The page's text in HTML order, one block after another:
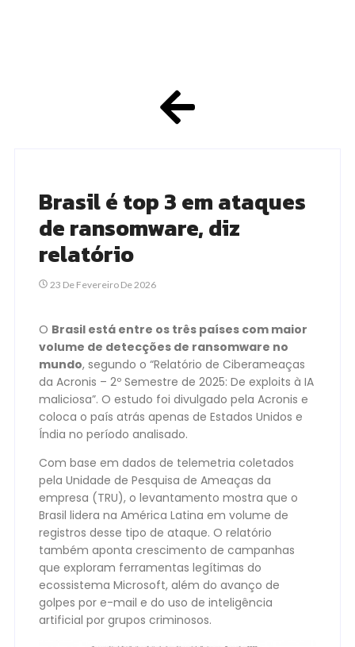
Brasil é top 3 em ataques
de ransomware, diz
relatório
23 De Fevereiro De 2026
O Brasil está entre os três países com maior
volume de detecções de ransomware no
mundo, segundo o “Relatório de Ciberameaças
da Acronis – 2º Semestre de 2025: De exploits à IA
maliciosa”. O estudo foi divulgado pela Acronis e
coloca o país atrás apenas de Estados Unidos e
Índia no período analisado.
Com base em dados de telemetria coletados
pela Unidade de Pesquisa de Ameaças da
empresa (TRU), o levantamento mostra que o
Brasil lidera na América Latina em volume de
registros desse tipo de ataque. O relatório
também aponta crescimento de campanhas
que exploram ferramentas legítimas do
ecossistema Microsoft, além do avanço de
golpes por e-mail e do uso de inteligência
artificial por grupos criminosos.